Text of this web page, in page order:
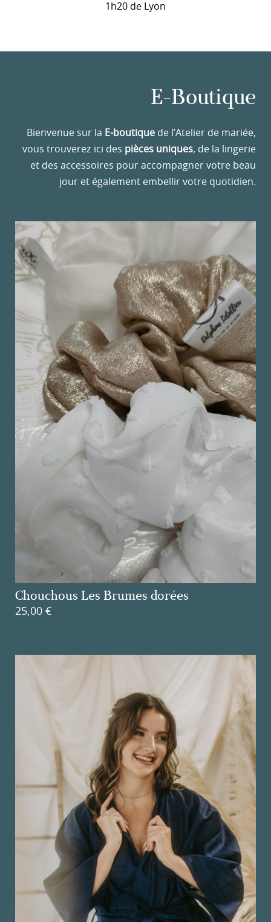
1h20 de Lyon
E-Boutique
Bienvenue sur la E-boutique de l’Atelier de mariée,
vous trouverez ici des pièces uniques, de la lingerie
et des accessoires pour accompagner votre beau
jour et également embellir votre quotidien.
Chouchous Les Brumes dorées
25,00 €